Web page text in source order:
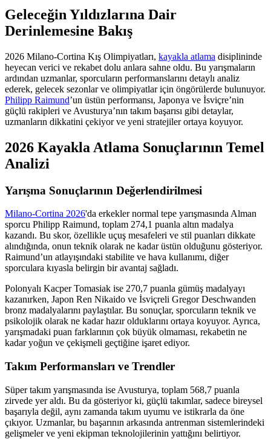
Geleceğin Yıldızlarına Dair
Derinlemesine Bakış
2026 Milano-Cortina Kış Olimpiyatları, kayakla atlama disiplininde
heyecan verici ve rekabet dolu anlara sahne oldu. Bu yarışmaların
ardından uzmanlar, sporcuların performanslarını detaylı analiz
ederek, gelecek sezonlar ve olimpiyatlar için öngörülerde bulunuyor.
Philipp Raimund’un üstün performansı, Japonya ve İsviçre’nin
güçlü rakipleri ve Avusturya’nın takım başarısı gibi detaylar,
uzmanların dikkatini çekiyor ve yeni stratejiler ortaya koyuyor.
2026 Kayakla Atlama Sonuçlarının Temel
Analizi
Yarışma Sonuçlarının Değerlendirilmesi
Milano-Cortina 2026'da erkekler normal tepe yarışmasında Alman
sporcu Philipp Raimund, toplam 274,1 puanla altın madalya
kazandı. Bu skor, özellikle uçuş mesafeleri ve stil puanları dikkate
alındığında, onun teknik olarak ne kadar üstün olduğunu gösteriyor.
Raimund’un atlayışındaki stabilite ve hava kullanımı, diğer
sporculara kıyasla belirgin bir avantaj sağladı.
Polonyalı Kacper Tomasiak ise 270,7 puanla gümüş madalyayı
kazanırken, Japon Ren Nikaido ve İsviçreli Gregor Deschwanden
bronz madalyalarını paylaştılar. Bu sonuçlar, sporcuların teknik ve
psikolojik olarak ne kadar hazır olduklarını ortaya koyuyor. Ayrıca,
yarışmadaki puan farklarının çok büyük olmaması, rekabetin ne
kadar yoğun ve çekişmeli geçtiğine işaret ediyor.
Takım Performansları ve Trendler
Süper takım yarışmasında ise Avusturya, toplam 568,7 puanla
zirvede yer aldı. Bu da gösteriyor ki, güçlü takımlar, sadece bireysel
başarıyla değil, aynı zamanda takım uyumu ve istikrarla da öne
çıkıyor. Uzmanlar, bu başarının arkasında antrenman sistemlerindeki
gelişmeler ve yeni ekipman teknolojilerinin yattığını belirtiyor.